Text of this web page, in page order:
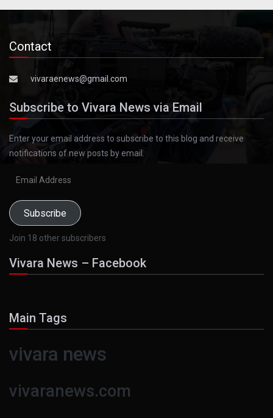
Contact
vivaraenews@gmail.com
Subscribe to Vivara News via Email
Enter your email address to subscribe to this blog and receive
notifications of new posts by email.
Subscribe
Join 18 other subscribers
Vivara News – Facebook
Main Tags
vivara news
vivaranews.com